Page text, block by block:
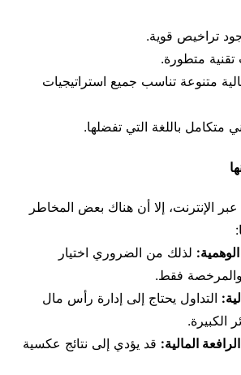
تراخيص قوية.
متطورة.
متنوعة تناسب جميع استراتيجيات
باللغة التي تفضلها.
الإنترنت، إلا أن هناك بعض المخاطر
لذلك من الضروري اختيار
فقط.
التداول يحتاج إلى إدارة رأس مال
الكبيرة.
المالية: قد يؤدي إلى نتائج عكسية